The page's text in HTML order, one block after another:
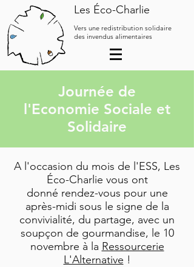
Les Éco-Charlie
Vers une redistribution solidaire
des invendus alimentaires
Journée de
l'Economie Sociale et
Solidaire
A l'occasion du mois de l'ESS, Les
Éco-Charlie vous ont
donné rendez-vous pour une
après-midi sous le signe de la
convivialité, du partage, avec un
soupçon de gourmandise, le 10
novembre à la Ressourcerie
L'Alternative !